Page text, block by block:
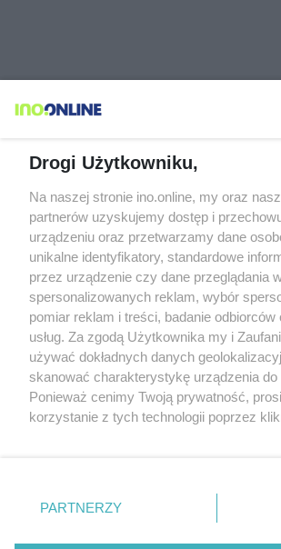
Drogi Użytkowniku,
Na naszej stronie ino.online, my oraz
partnerów uzyskujemy dostęp i
urządzeniu oraz przetwarzamy dane
unikalne identyfikatory, standardowe
przez urządzenie czy dane przeglądania
spersonalizowanych reklam, wybór
pomiar reklam i treści, badanie odbiorców
usług. Za zgodą Użytkownika my i
używać dokładnych danych
skanować charakterystykę urządzenia do
Ponieważ cenimy Twoją prywatność,
korzystanie z tych technologii poprzez
nie wymagają zgody użytkownika, ale
się takiemu przetwarzaniu. Preferencje
PARTNERZY